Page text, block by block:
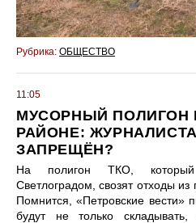
Рубрика: ОБЩЕСТВО
11:05
МУСОРНЫЙ ПОЛИГОН
РАЙОНЕ:
ЗАПРЕЩЁН?
На полигон ТКО,
Светлоградом, свозят отходы
Помнится, «Петровские вести»
будут не только